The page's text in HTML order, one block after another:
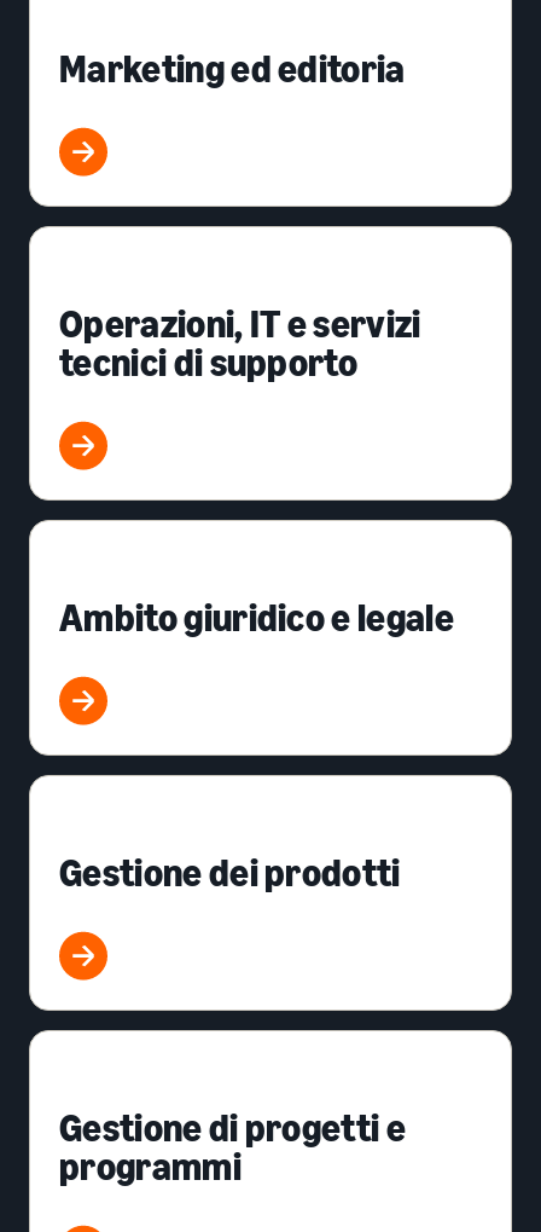
Marketing ed editoria
Operazioni, IT e servizi
tecnici di supporto
Ambito giuridico e legale
Gestione dei prodotti
Gestione di progetti e
programmi